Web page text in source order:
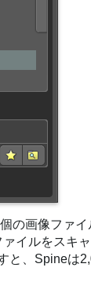
の画像ファ
イルをスキ
と、Spineは